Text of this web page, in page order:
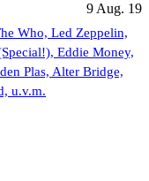
9 Aug. 19
Who, Led Zeppelin,
Eddie Money,
Plas, Alter Bridge,
u.v.m.